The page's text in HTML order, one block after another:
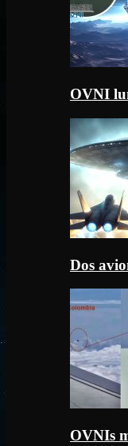
OVNI
Dos
OVNIs